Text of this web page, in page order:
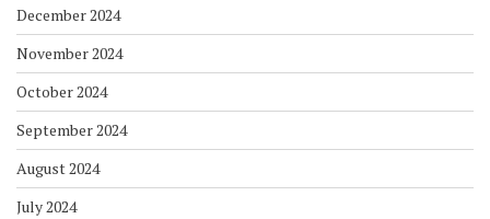
December 2024
November 2024
October 2024
September 2024
August 2024
July 2024